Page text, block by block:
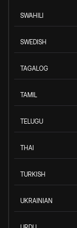
SWAHILI
SWEDISH
TAGALOG
TAMIL
TELUGU
THAI
TURKISH
UKRAINIAN